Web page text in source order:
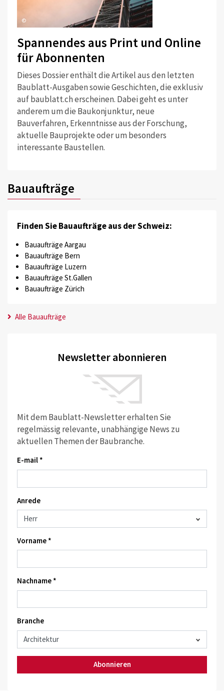
©
Spannendes aus Print und Online
für Abonnenten
Dieses Dossier enthält die Artikel aus den letzten
Baublatt-Ausgaben sowie Geschichten, die exklusiv
auf baublatt.ch erscheinen. Dabei geht es unter
anderem um die Baukonjunktur, neue
Bauverfahren, Erkenntnisse aus der Forschung,
aktuelle Bauprojekte oder um besonders
interessante Baustellen.
Bauaufträge
Finden Sie Bauaufträge aus der Schweiz:
Bauaufträge Aargau
Bauaufträge Bern
Bauaufträge Luzern
Bauaufträge St.Gallen
Bauaufträge Zürich
Alle Bauaufträge
Newsletter abonnieren
Mit dem Baublatt-Newsletter erhalten Sie
regelmässig relevante, unabhängige News zu
aktuellen Themen der Baubranche.
E-mail *
Anrede
Vorname *
Nachname *
Branche
Abonnieren